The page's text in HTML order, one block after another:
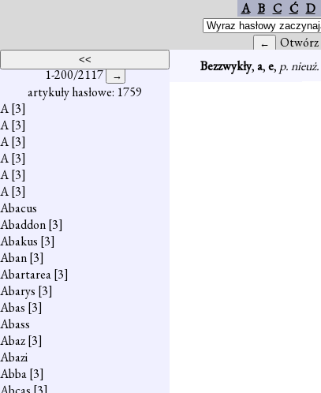
A B C Ć D
Otwórz
1-200/2117
artykuły hasłowe: 1759
A[3]
A[3]
A[3]
A[3]
A[3]
A[3]
Abacus
Abaddon[3]
Abakus [3]
Aban[3]
Abartarea[3]
Abarys [3]
Abas [3]
Abass
Abaz[3]
Abazi
Abba[3]
Bezzwykły,a,e, p. nieuż.